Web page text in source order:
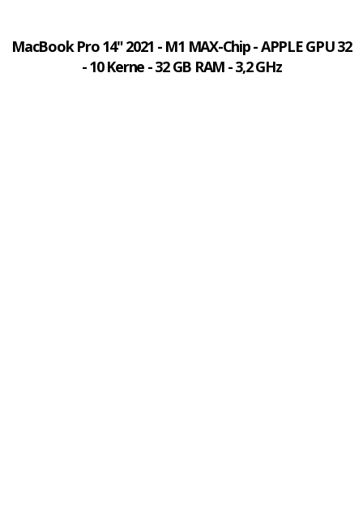
MacBook Pro 14" 2021 - M1 MAX-Chip - APPLE GPU 32
- 10 Kerne - 32 GB RAM - 3,2 GHz